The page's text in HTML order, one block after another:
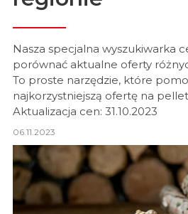
Nasza specjalna wyszukiwarka
porównać aktualne oferty
To proste narzędzie, które
najkorzystniejszą ofertę na
Aktualizacja cen: 31.10.2023
06.11.2023